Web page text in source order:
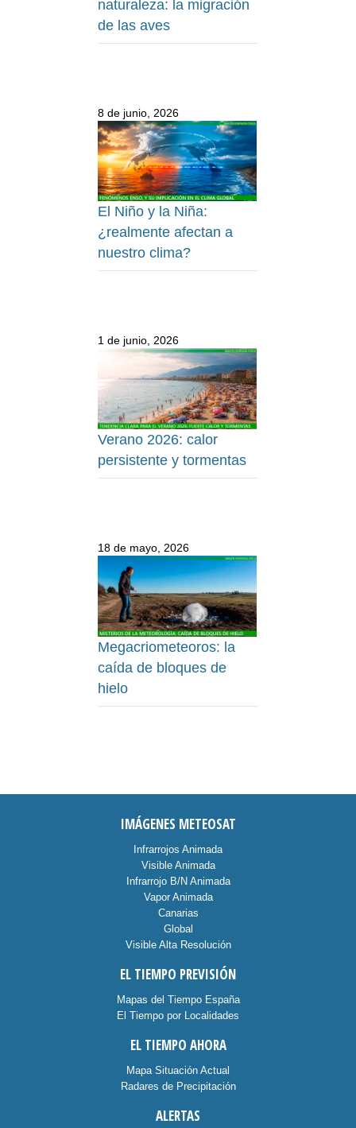
naturaleza: la migración
de las aves
8 de junio, 2026
El Niño y la Niña:
¿realmente afectan a
nuestro clima?
1 de junio, 2026
Verano 2026: calor
persistente y tormentas
18 de mayo, 2026
Megacriometeoros: la
caída de bloques de
hielo
IMÁGENES METEOSAT
Infrarrojos Animada
Visible Animada
Infrarrojo B/N Animada
Vapor Animada
Canarias
Global
Visible Alta Resolución
EL TIEMPO PREVISIÓN
Mapas del Tiempo España
El Tiempo por Localidades
EL TIEMPO AHORA
Mapa Situación Actual
Radares de Precipitación
ALERTAS